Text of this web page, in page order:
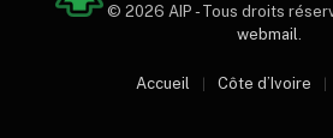
© 2026 AIP - Tous droits
webmail
Accueil Côte d’Ivoire